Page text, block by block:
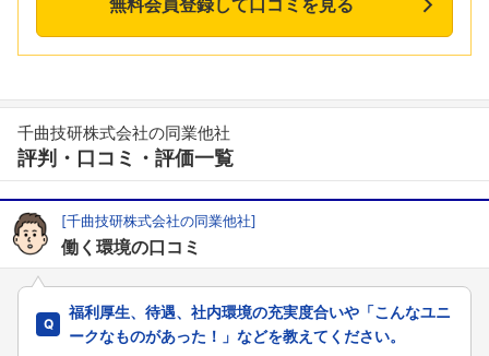
千曲技研株式会社の同業他社
評判・口コミ・評価一覧
[千曲技研株式会社の同業他社]
働く環境の口コミ
福利厚生、待遇、社内環境の充実度合いや「こんなユニ
ークなものがあった！」などを教えてください。